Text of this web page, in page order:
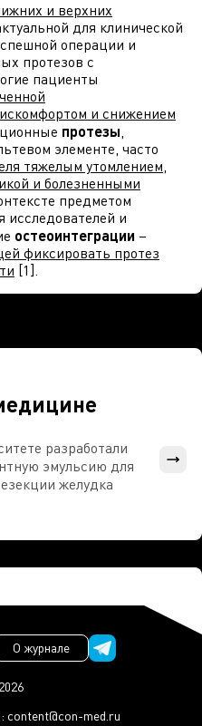
и верхних
для клинической
операции и
протезов с
пациенты
и снижением
протезы,
элементе, часто
тяжелым утомлением,
и болезненными
предметом
исследователей и
остеоинтеграции –
фиксировать протез
[1].
разработали
эмульсию для
желудка
content@con-med.ru
О журнале